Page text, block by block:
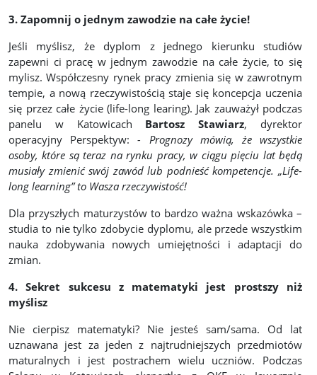
3. Zapomnij o jednym zawodzie na całe życie!
Jeśli myślisz, że dyplom z jednego kierunku studiów
zapewni ci pracę w jednym zawodzie na całe życie, to się
mylisz. Współczesny rynek pracy zmienia się w zawrotnym
tempie, a nową rzeczywistością staje się koncepcja uczenia
się przez całe życie (life-long learing). Jak zauważył podczas
panelu w Katowicach Bartosz Stawiarz, dyrektor
operacyjny Perspektyw:- Prognozy mówią, że wszystkie
osoby, które są teraz na rynku pracy, w ciągu pięciu lat będą
musiały zmienić swój zawód lub podnieść kompetencje. „Life-
long learning” to Wasza rzeczywistość!
Dla przyszłych maturzystów to bardzo ważna wskazówka –
studia to nie tylko zdobycie dyplomu, ale przede wszystkim
nauka zdobywania nowych umiejętności i adaptacji do
zmian.
4. Sekret sukcesu z matematyki jest prostszy niż
myślisz
Nie cierpisz matematyki? Nie jesteś sam/sama. Od lat
uznawana jest za jeden z najtrudniejszych przedmiotów
maturalnych i jest postrachem wielu uczniów. Podczas